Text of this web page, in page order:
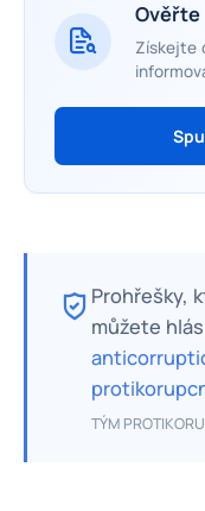
Získejte
Prohřešky,
můžete
TÝM